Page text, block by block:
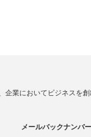
企業においてビジネスを
メールバックナ